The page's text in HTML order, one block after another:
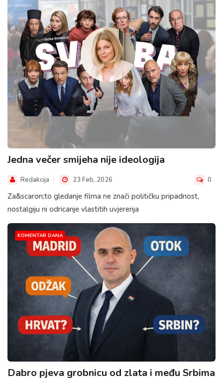
Jedna večer smijeha nije ideologija
Redakcija 23 Feb, 2026 0
Za&scaron;to gledanje filma ne znači političku pripadnost,
nostalgiju ni odricanje vlastitih uvjerenja
KOMENTAR DANA
Dabro pjeva grobnicu od zlata i među Srbima